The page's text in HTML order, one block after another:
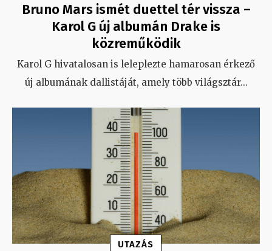
Bruno Mars ismét duettel tér vissza –
Karol G új albumán Drake is
közreműködik
Karol G hivatalosan is leleplezte hamarosan érkező
új albumának dallistáját, amely több világsztár...
UTAZÁS